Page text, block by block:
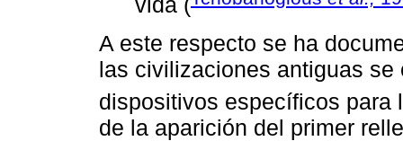
A este respecto se ha
las civilizaciones antiguas se
dispositivos específicos para
de la aparición del primer